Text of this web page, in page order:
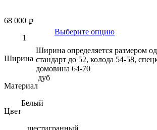
₽
68 000
Выберите опцию
Ширина
Ширина определяется размером
стандарт до 52, колода 54-58,
домовина 64-70
Материал
дуб
Цвет
Белый
шестигранный